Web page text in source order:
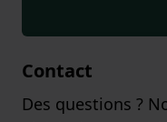
Contact
Des questions ?